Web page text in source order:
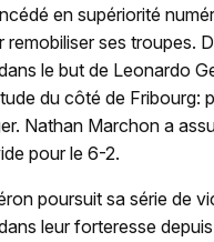
en supériorité
ses troupes.
le but de Leonardo
du côté de Fribourg:
Nathan Marchon a
pour le 6-2.
poursuit sa série de
leur forteresse